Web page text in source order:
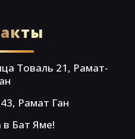
Товаль 21, Рамат-
Рамат Ган
Бат Яме!